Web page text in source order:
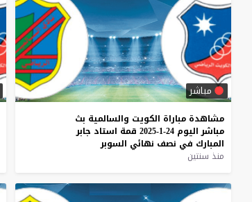
مباشر
مشاهدة مباراة الكويت والسالمية بث
مباشر اليوم 24-1-2025 قمة استاد جابر
المبارك في نصف نهائي السوبر
منذ سنتين